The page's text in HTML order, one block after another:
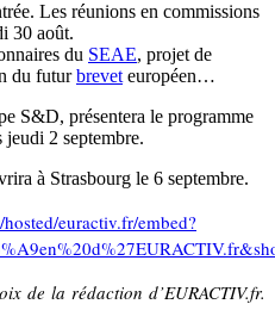
Les réunions en commissions
30 août.
du SEAE, projet de
du futurbrevet européen…
S&D, présentera le programme
jeudi 2 septembre.
à Strasbourg le 6 septembre.
euractiv.fr/embed?
de la rédaction d’EURACTIV.fr.